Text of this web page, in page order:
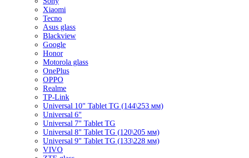
Xiaomi
Tecno
Asus glass
Blackview
Google
Honor
Motorola glass
OnePlus
OPPO
Realme
TP-Link
Universal 10" Tablet TG (144\253 мм)
Universal 6"
Universal 7" Tablet TG
Universal 8" Tablet TG (120\205 мм)
Universal 9" Tablet TG (133\228 мм)
VIVO